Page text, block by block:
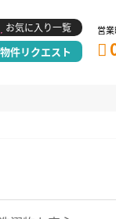
お気に入り一覧
物件リクエスト
営